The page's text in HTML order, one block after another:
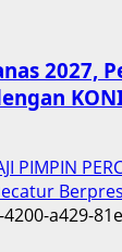
2027,
PIMPIN